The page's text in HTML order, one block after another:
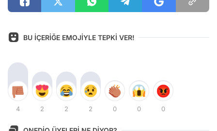
BU İÇERİĞE EMOJİYLE TEPKİ VER!
4 2 2 2 0 0 0